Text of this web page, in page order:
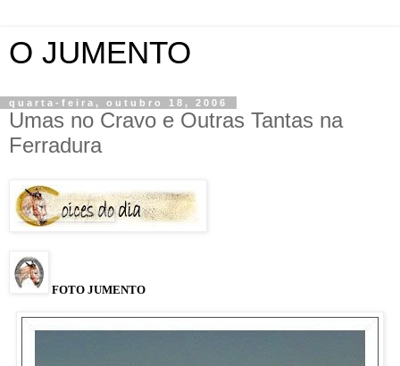
O JUMENTO
quarta-feira, outubro 18, 2006
Umas no Cravo e Outras Tantas na
Ferradura
FOTO JUMENTO